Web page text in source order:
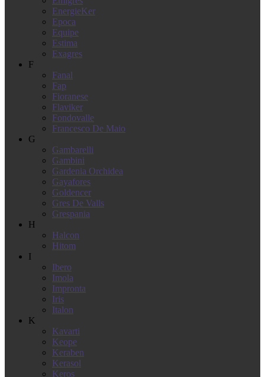
EnergieKer
Epoca
Equipe
Estima
Exagres
F
Fanal
Fap
Fioranese
Flaviker
Fondovalle
Francesco De Maio
G
Gambarelli
Gambini
Gardenia Orchidea
Gayafores
Goldencer
Gres De Valls
Grespania
H
Halcon
Hitom
I
Ibero
Imola
Impronta
Iris
Italon
K
Kavarti
Keope
Keraben
Kerasol
Keros